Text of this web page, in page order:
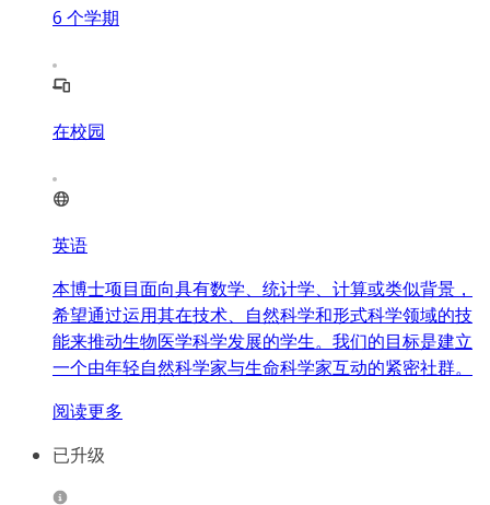
6 个学期
在校园
英语
本博士项目面向具有数学、统计学、计算或类似背景，
希望通过运用其在技术、自然科学和形式科学领域的技
能来推动生物医学科学发展的学生。我们的目标是建立
一个由年轻自然科学家与生命科学家互动的紧密社群。
阅读更多
已升级